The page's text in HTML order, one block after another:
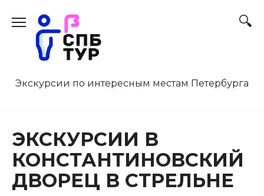
содержанию
Экскурсии по интересным местам Петербурга
ЭКСКУРСИИ В
КОНСТАНТИНОВСКИЙ
ДВОРЕЦ В СТРЕЛЬНЕ